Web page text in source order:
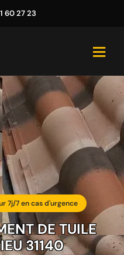
60 27 23
7j/7 en cas d'urgence
DE TUILE
31140